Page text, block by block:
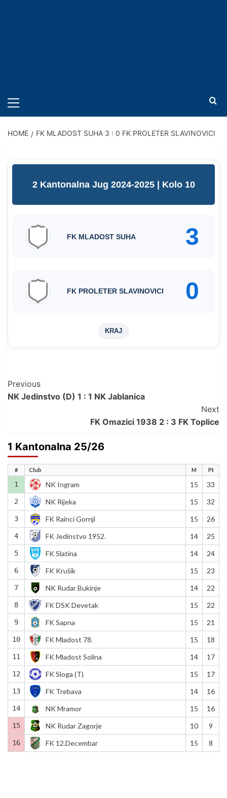
MENU
HOME FK MLADOST SUHA 3 : 0 FK PROLETER SLAVINOVICI
2 Kantonalna Jug 2024-2025 | Kolo 10
FK MLADOST SUHA 3
FK PROLETER SLAVINOVICI 0
KRAJ
Post
Navigation
Previous
NK Jedinstvo (D) 1 : 1 NK Jablanica
Next
FK Omazici 1938 2 : 3 FK Toplice
1 Kantonalna 25/26
# Club M Pt
1 NK Ingram 15 33
2 NK Rijeka 15 32
3 FK Rainci Gornji 15 26
4 FK Jedinstvo 1952. 14 25
5 FK Slatina 14 24
6 FK Krušik 15 23
7 NK Rudar Bukinje 14 22
8 FK DSK Devetak 15 22
9 FK Sapna 15 21
10 FK Mladost 78. 15 18
11 FK Mladost Solina 14 17
12 FK Sloga (T) 15 17
13 FK Trebava 14 16
14 NK Mramor 15 16
15 NK Rudar Zagorje 10 9
16 FK 12.Decembar 15 8